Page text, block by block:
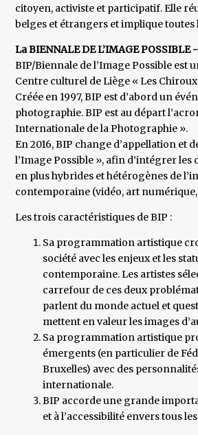
citoyen, activiste et participatif. Elle
belges et étrangers et implique
La BIENNALE DE L’IMAGE
BIP/Biennale de l’Image Possible est
Centre culturel de Liège « Les
Créée en 1997, BIP est d’abord un
photographie. BIP est au départ
Internationale de la Photographie ».
En 2016, BIP change d’appellation et
l’Image Possible », afin d’intégrer les
en plus hybrides et hétérogènes de
contemporaine (vidéo, art
Les trois caractéristiques de BIP :
Sa programmation artistique
société avec les enjeux et les
contemporaine. Les artistes
carrefour de ces deux
parlent du monde actuel et
mettent en valeur les images
Sa programmation artistique
émergents (en particulier de
Bruxelles) avec des
internationale.
BIP accorde une grande
et à l’accessibilité envers tous